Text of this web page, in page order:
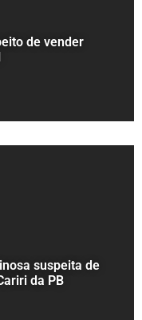
de vender
suspeita de
da PB